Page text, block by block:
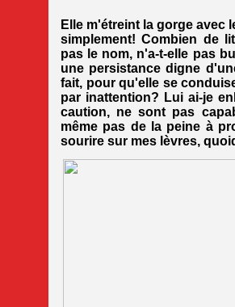
Elle m'étreint la gorge avec
simplement! Combien de
pas le nom, n'a-t-elle pas
une persistance digne
fait, pour qu'elle se
par inattention? Lui ai-je
caution, ne sont pas
même pas de la peine à
sourire sur mes lèvres,